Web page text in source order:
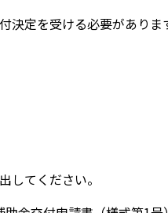
決定を受ける必要があり
してください。